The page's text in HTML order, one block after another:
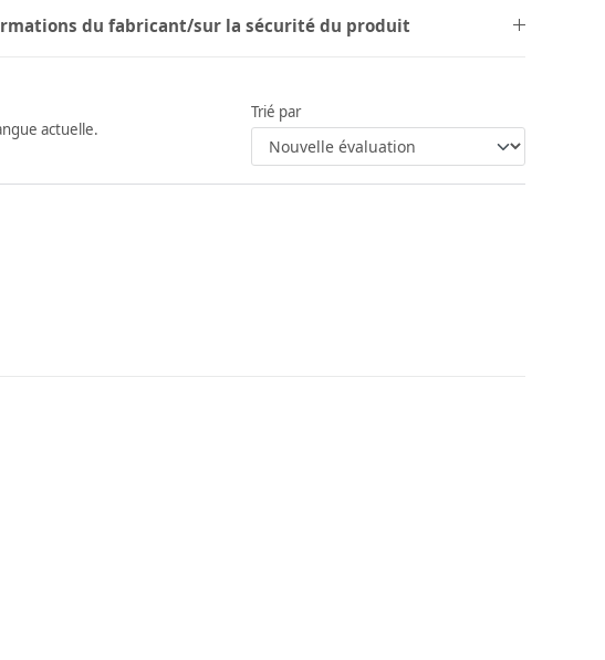
du fabricant/sur la sécurité du produit
actuelle.
Trié par